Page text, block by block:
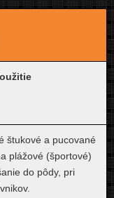
štukové a pucované
plážové (športové)
do pôdy, pri